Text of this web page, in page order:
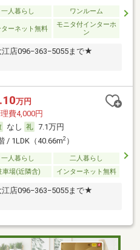
一人暮らし ワンルーム
ターネット無料
モニタ付インターホ
ン
店096−363−5055まで★
万円
費4,000円
なし
7.1万円
/ 1LDK（40.66m2）
一人暮らし
二人暮らし
車場(近隣含) インターネット無料
店096−363−5055まで★